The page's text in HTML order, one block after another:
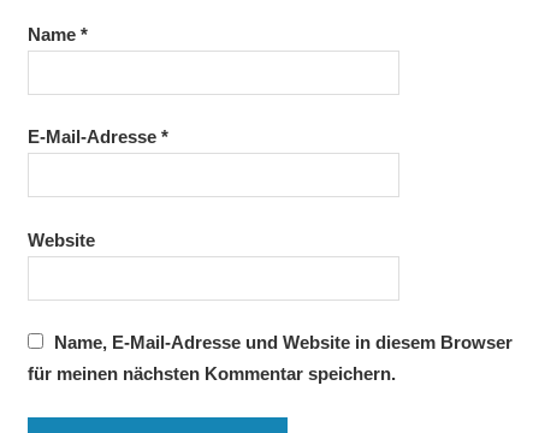
Name *
E-Mail-Adresse *
Website
Name, E-Mail-Adresse und Website in diesem Browser
für meinen nächsten Kommentar speichern.